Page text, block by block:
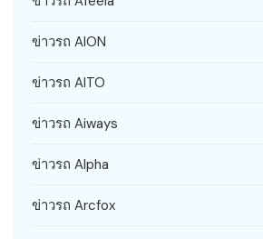
ข่าวรถ AION
ข่าวรถ AITO
ข่าวรถ Aiways
ข่าวรถ Alpha
ข่าวรถ Arcfox